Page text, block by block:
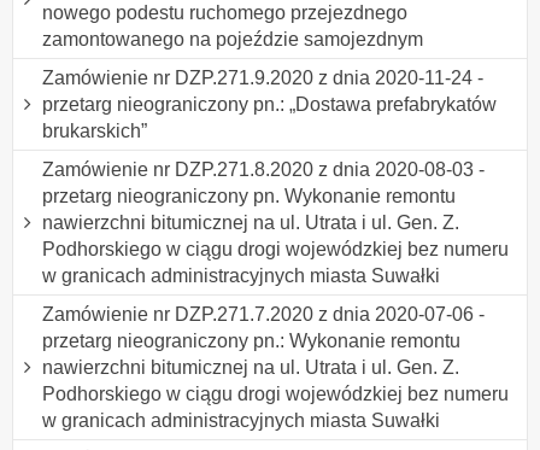
nowego podestu ruchomego przejezdnego
zamontowanego na pojeździe samojezdnym
Zamówienie nr DZP.271.9.2020 z dnia 2020-11-24 -
przetarg nieograniczony pn.: „Dostawa prefabrykatów
brukarskich”
Zamówienie nr DZP.271.8.2020 z dnia 2020-08-03 -
przetarg nieograniczony pn. Wykonanie remontu
nawierzchni bitumicznej na ul. Utrata i ul. Gen. Z.
Podhorskiego w ciągu drogi wojewódzkiej bez numeru
w granicach administracyjnych miasta Suwałki
Zamówienie nr DZP.271.7.2020 z dnia 2020-07-06 -
przetarg nieograniczony pn.: Wykonanie remontu
nawierzchni bitumicznej na ul. Utrata i ul. Gen. Z.
Podhorskiego w ciągu drogi wojewódzkiej bez numeru
w granicach administracyjnych miasta Suwałki